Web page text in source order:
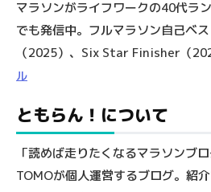
マラソンがライフワークの40代ラン
でも発信中。フルマラソン自己ベ
（2025）、Six Star Finisher（
ル
ともらん！について
「読めば走りたくなるマラソンブ
TOMOが個人運営するブログ。紹